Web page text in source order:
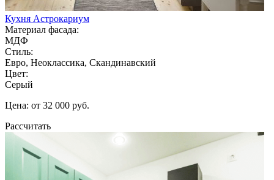
Кухня Астрокариум
Материал фасада:
МДФ
Стиль:
Евро, Неоклассика, Скандинавский
Цвет:
Серый
Цена: от 32 000 руб.
Рассчитать